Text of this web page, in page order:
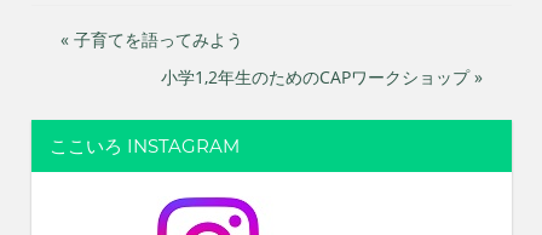
投
ナ
« 子育てを語ってみよう
小学1,2年生のためのCAPワークショップ »
ここいろ INSTAGRAM